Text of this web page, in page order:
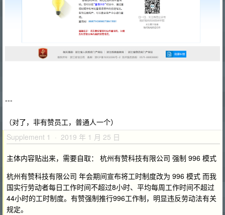
---
（对了，非有赞员工，普通人一个）
Supplement 1 · 2019 年 1 月 25 日
主体内容贴出来，需要自取： 杭州有赞科技有限公司 强制 996 模式
杭州有赞科技有限公司 年会期间宣布将工时制度改为 996 模式 而我
国实行劳动者每日工作时间不超过8小时、平均每周工作时间不超过
44小时的工时制度。有赞强制推行996工作制，明显违反劳动法有关
规定。